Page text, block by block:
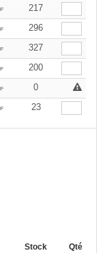
217
296
327
200
0
23
Stock Qté